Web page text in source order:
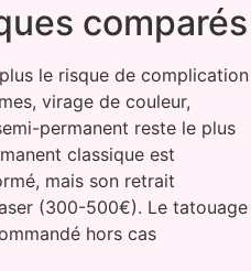
comparés
le risque de complication
virage de couleur,
permanent reste le plus
classique est
mais son retrait
(300-500€). Le tatouage
hors cas